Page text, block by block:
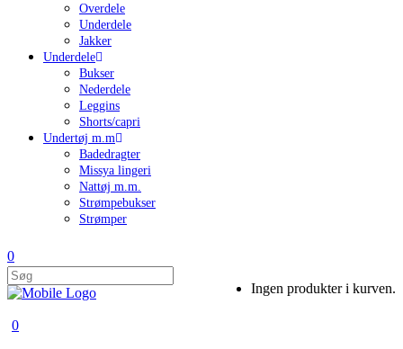
Overdele
Underdele
Jakker
Underdele
Bukser
Nederdele
Leggins
Shorts/capri
Undertøj m.m
Badedragter
Missya lingeri
Nattøj m.m.
Strømpebukser
Strømper
0
Ingen produkter i kurven.
0